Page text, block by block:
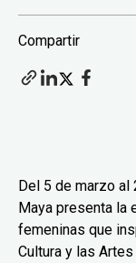
Compartir
Del 5 de marzo al
Maya presenta la
femeninas que
Cultura y las